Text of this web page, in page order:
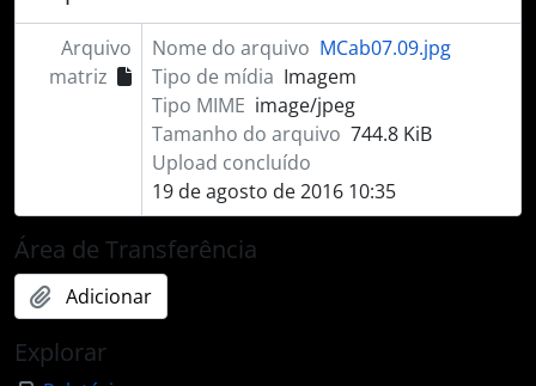
Arquivo
matriz
Nome do arquivo MCab07.09.jpg
Tipo de mídia Imagem
Tipo MIME image/jpeg
Tamanho do arquivo 744.8 KiB
Upload concluído
19 de agosto de 2016 10:35
Área de Transferência
Adicionar
Explorar